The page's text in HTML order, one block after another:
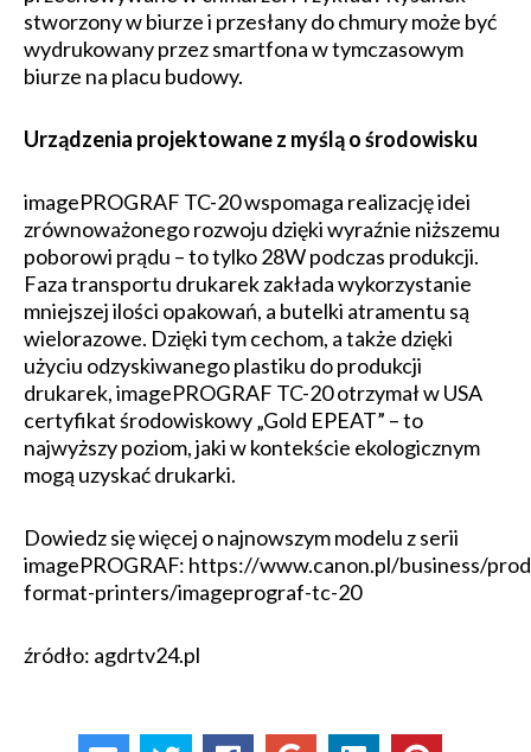
stworzony w biurze i przesłany do chmury może być
wydrukowany przez smartfona w tymczasowym
biurze na placu budowy.
Urządzenia projektowane z myślą o środowisku
imagePROGRAF TC-20 wspomaga realizację idei
zrównoważonego rozwoju dzięki wyraźnie niższemu
poborowi prądu – to tylko 28W podczas produkcji.
Faza transportu drukarek zakłada wykorzystanie
mniejszej ilości opakowań, a butelki atramentu są
wielorazowe. Dzięki tym cechom, a także dzięki
użyciu odzyskiwanego plastiku do produkcji
drukarek, imagePROGRAF TC-20 otrzymał w USA
certyfikat środowiskowy „Gold EPEAT” – to
najwyższy poziom, jaki w kontekście ekologicznym
mogą uzyskać drukarki.
Dowiedz się więcej o najnowszym modelu z serii
imagePROGRAF: https://www.canon.pl/business/
format-printers/imageprograf-tc-20
źródło: agdrtv24.pl